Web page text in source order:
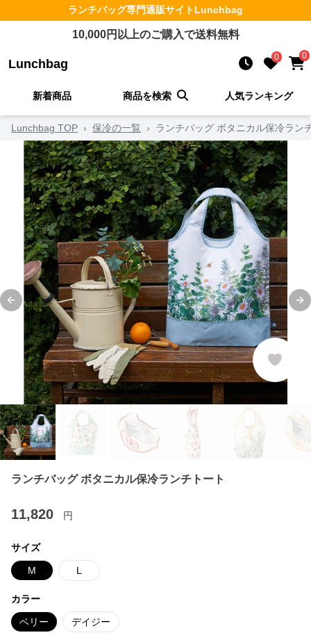
ランチバッグ専門通販サイトLunchbag
10,000円以上のご購入で送料無料
Lunchbag 0 0
新着商品 商品を検索 人気ランキング
Lunchbag TOP › 保冷の一覧 › ランチバッグ ボタニカル保冷ラン
Previous slide
ランチバッグ ボタニカル保冷ランチトート
11,820 円
サイズ
M L
カラー
ベリー デイジー